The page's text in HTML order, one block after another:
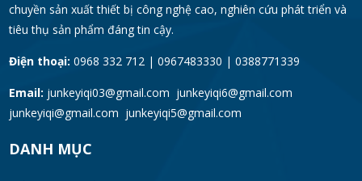
chuyền sản xuất thiết bị công nghệ cao, nghiên cứu phát triển và
tiêu thụ sản phẩm đáng tin cậy.
Điện thoại: 0968 332 712 | 0967483330 | 0388771339
Email: junkeyiqi03@gmail.com junkeyiqi6@gmail.com
junkeyiqi@gmail.com junkeyiqi5@gmail.com
DANH MỤC